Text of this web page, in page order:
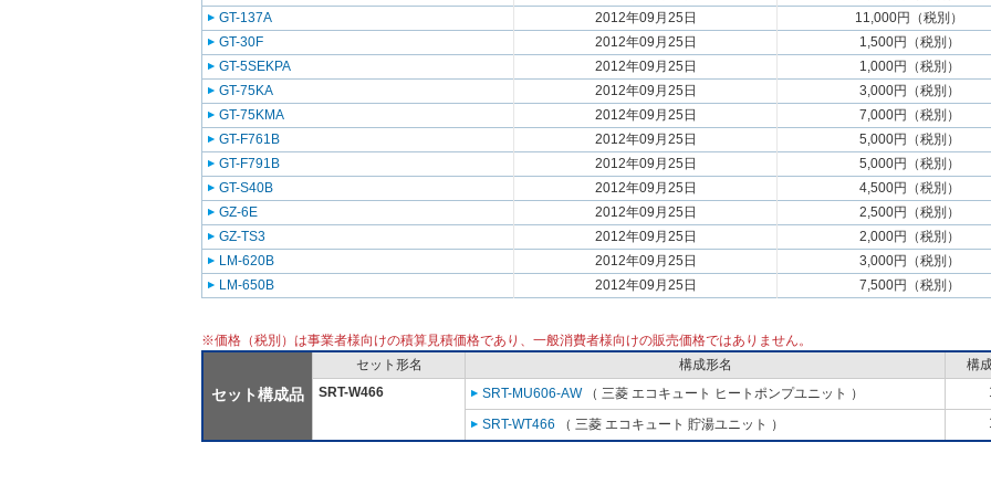
GT-137A
2012年09月25日
11,000円（税別）
GT-30F
2012年09月25日
1,500円（税別）
GT-5SEKPA
2012年09月25日
1,000円（税別）
GT-75KA
2012年09月25日
3,000円（税別）
GT-75KMA
2012年09月25日
7,000円（税別）
GT-F761B
2012年09月25日
5,000円（税別）
GT-F791B
2012年09月25日
5,000円（税別）
GT-S40B
2012年09月25日
4,500円（税別）
GZ-6E
2012年09月25日
2,500円（税別）
GZ-TS3
2012年09月25日
2,000円（税別）
LM-620B
2012年09月25日
3,000円（税別）
LM-650B
2012年09月25日 7,500円（税別）
※価格（税別）は事業者様向けの積算見積価格であり、一般消費者様向けの販売価格ではありません。
セット構成品
セット形名 構成形名
構
SRT-W466
SRT-MU606-AW（ 三菱 エコキュート ヒートポンプユニット ）
SRT-WT466 （ 三菱 エコキュート 貯湯ユニット ）